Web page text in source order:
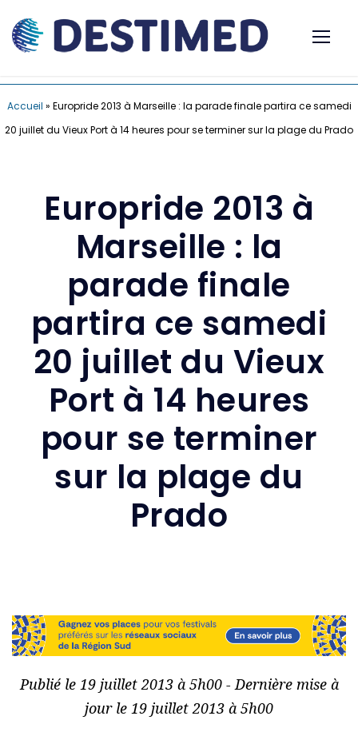
Accueil » Europride 2013 à Marseille : la parade finale partira ce samedi
20 juillet du Vieux Port à 14 heures pour se terminer sur la plage du Prado
Europride 2013 à
Marseille : la
parade finale
partira ce samedi
20 juillet du Vieux
Port à 14 heures
pour se terminer
sur la plage du
Prado
Publié le 19 juillet 2013 à 5h00 - Dernière mise à
jour le 19 juillet 2013 à 5h00